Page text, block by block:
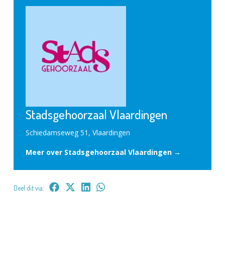
Stadsgehoorzaal Vlaardingen
Schiedamseweg 51, Vlaardingen
Meer over Stadsgehoorzaal Vlaardingen →
Deel dit via: